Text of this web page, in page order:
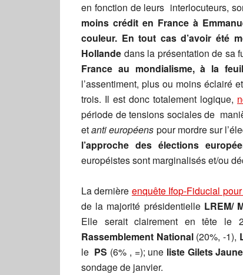
en fonction de leurs interlocuteurs,
moins crédit en France à
couleur. En tout cas d’avoir été
Hollande dans la présentation de sa
France au mondialisme, à la
l’assentiment, plus ou moins éclairé
trois. Il est donc totalement logique,
période de tensions sociales de
etanti européens pour mordre sur
l’approche des élections
européistes sont marginalisés et/ou
La dernière enquête Ifop-Fiducial
de la majorité présidentielle LREM/
Elle serait clairement en tête le
Rassemblement National(20%, -1),
le PS (6% , =); une liste Gilets
sondage de janvier.